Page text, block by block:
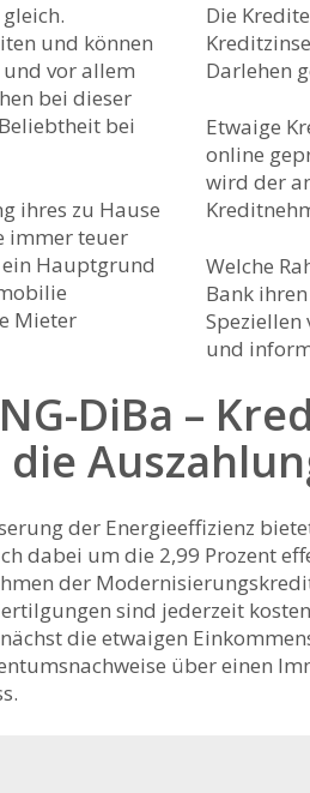
und können
vor allem
bei dieser
bei
ihres zu Hause
immer teuer
Hauptgrund
Mieter
Die
Darlehen
Etwaige
online
wird der
Welche
Bank
Speziellen
und
DiBa –
der Energieeffizienz
dabei um die 2,99 Prozent
der
sind jederzeit
die etwaigen
über einen